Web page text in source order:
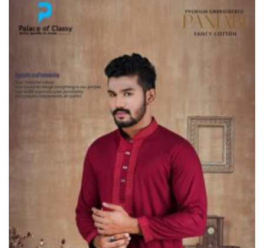
ভূরুঙ্গামারীতে ১৭৪০ মিটার অবৈধ
করল প্রশাসন
ভূরুঙ্গামারীতে পুলিশ-বিজিবির যৌথ
অভিযানে গাঁজার গাছ সহ
মাদককারবারি আটক
জরায়ুমুখ ক্যান্সার স্ক্রিনিংয়ে কুড়িগ্রামে
সেরা নাগেশ্বরী, সম্মাননা পেলেন নার্স
নাজমা